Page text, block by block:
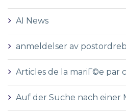
AI News
anmeldelser av
Articles de la mariГ©e par
Auf der Suche nach einer